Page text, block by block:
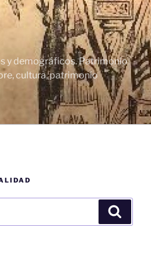
y demográficos. Patrimonio
cultura, patrimonio